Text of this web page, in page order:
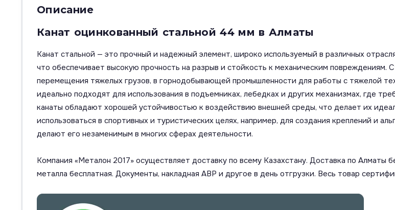
Описание
Канат оцинкованный стальной 44 мм в Алматы
Канат стальной — это прочный и надежный элемент, широко используемый в различных
что обеспечивает высокую прочность на разрыв и стойкость к механическим
перемещения тяжелых грузов, в горнодобывающей промышленности для работы с тяжелой
идеально подходят для использования в подъемниках, лебедках и других механизмах, где
канаты обладают хорошей устойчивостью к воздействию внешней среды, что делает их
использоваться в спортивных и туристических целях, например, для создания креплений и
делают его незаменимым в многих сферах деятельности.
Компания «Металон 2017» осуществляет доставку по всему Казахстану. Доставка по Алматы
металла бесплатная. Документы, накладная АВР и другое в день отгрузки. Весь товар